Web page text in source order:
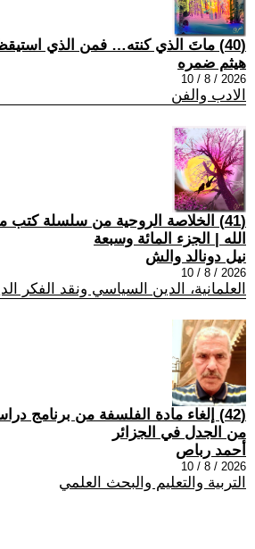
(40) ماتَ الذي كنته… فمن الذي استيقظ مكانك؟
هيثم ضمره
2026 / 8 / 10
الادب والفن
(41) الخلاصة الروحية من سلسلة كتب
الله | الجزء المائة وسبعة
نيل دونالد والش
2026 / 8 / 10
العلمانية، الدين السياسي ونقد الفكر
(42) إلغاء مادة الفلسفة من برنامج
من الجدل في الجزائر
أحمد رباص
2026 / 8 / 10
التربية والتعليم والبحث العلمي